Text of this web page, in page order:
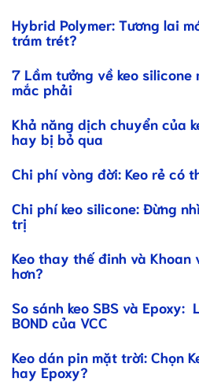
Hybrid Polymer: Tương lai
trám trét?
7 Lầm tưởng về keo silicone
mắc phải
Khả năng dịch chuyển của
hay bị bỏ qua
Chi phí vòng đời: Keo rẻ có
Chi phí keo silicone: Đừng
trị
Keo thay thế đinh và
hơn?
So sánh keo SBS và
BOND của VCC
Keo dán pin mặt trời: Chọn
hay Epoxy?